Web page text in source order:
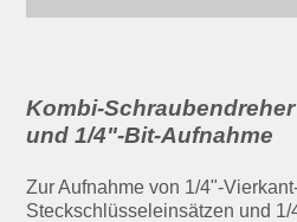
Kombi-
und 1/4"-Bit-Aufnahme
Zur Aufnahme von 1/4"-
Steckschlüsseleinsätzen und